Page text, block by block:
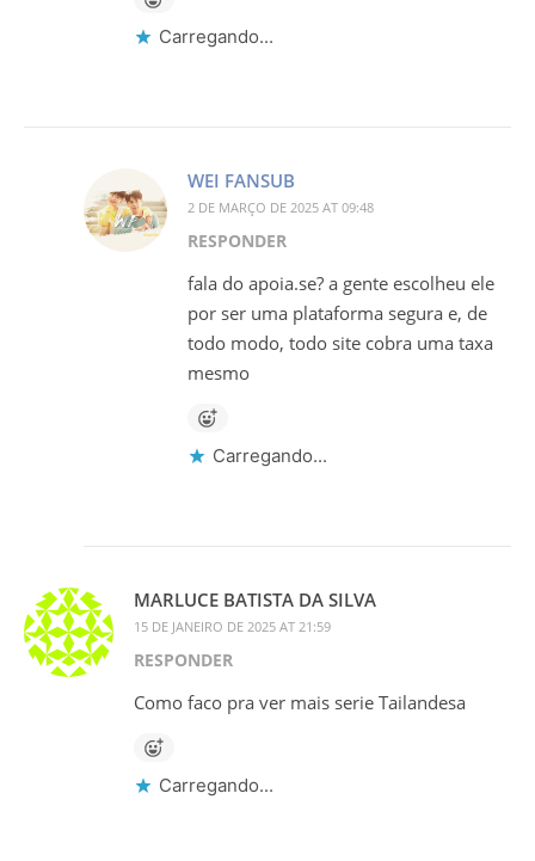
Carregando...
WEI FANSUB
2 DE MARÇO DE 2025 AT 09:48
RESPONDER
fala do apoia.se? a gente escolheu ele
por ser uma plataforma segura e, de
todo modo, todo site cobra uma taxa
mesmo
Carregando...
MARLUCE BATISTA DA SILVA
15 DE JANEIRO DE 2025 AT 21:59
RESPONDER
Como faco pra ver mais serie Tailandesa
Carregando...